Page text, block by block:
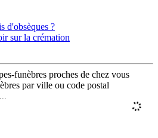
d'obsèques ?
sur la crémation
funèbres proches de chez vous
par ville ou code postal